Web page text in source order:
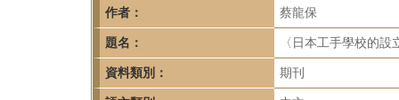
究
所-
作者： 蔡龍保
題名： 〈日本工手學校的
資料類別： 期刊